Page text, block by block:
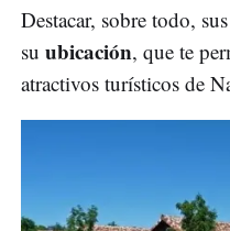
Destacar, sobre todo, sus
su ubicación, que te
atractivos turísticos de